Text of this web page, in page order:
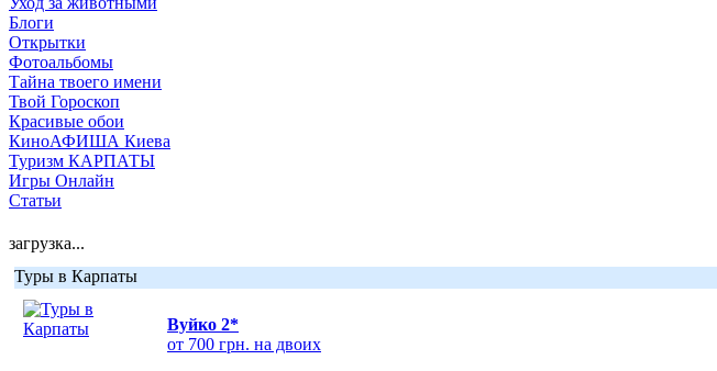
Блоги
Открытки
Фотоальбомы
Тайна твоего имени
Твой Гороскоп
Красивые обои
КиноАФИША Киева
Туризм КАРПАТЫ
Игры Онлайн
Статьи
загрузка...
Туры в Карпаты
Вуйко 2*
от 700 грн. на двоих